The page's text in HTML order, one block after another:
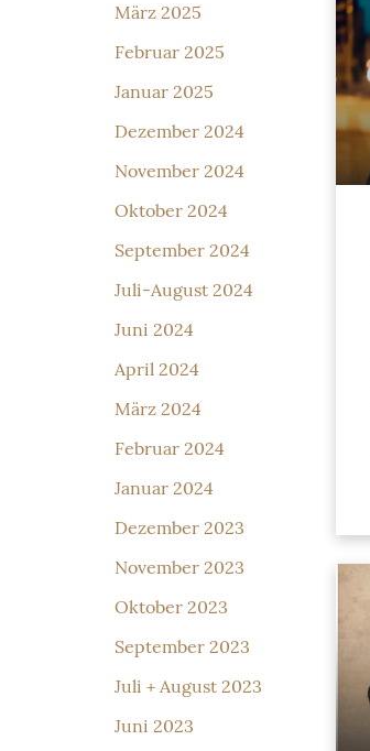
März 2025
Februar 2025
Januar 2025
Dezember 2024
November 2024
Oktober 2024
September 2024
Juli-August 2024
Juni 2024
April 2024
März 2024
Februar 2024
Januar 2024
Dezember 2023
November 2023
Oktober 2023
September 2023
Juli + August 2023
Juni 2023